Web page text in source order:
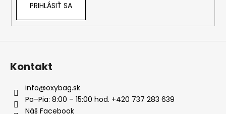
PRIHLÁSIŤ SA
Kontakt
info@oxybag.sk
Po–Pia: 8:00 – 15:00 hod. +420 737 283 639
Náš Facebook